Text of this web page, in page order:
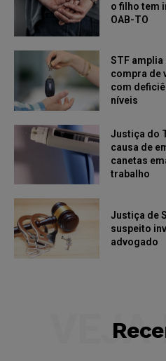
o filho tem
OAB-TO
STF amplia
compra de
com
níveis
Justiça do
causa de
canetas
trabalho
Justiça de
suspeito
advogado
VEJA